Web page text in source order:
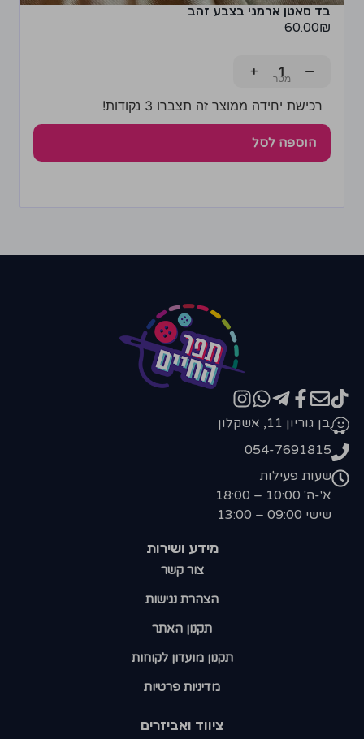
בד סאטן ארמני בצבע זהב
60.00₪
−
+
רכישת יחידה ממוצר זה תצברו 3 נקודות!
הוספה לסל
ציווד ואביזרים
מידע ושירות
צור קשר
הצהרת נגישות
תקנון האתר
תקנון מועדון לקוחות
מדיניות פרטיות
בן גוריון 11, אשקלון
054-7691815
שעות פעילות
א'-ה' 10:00 – 18:00
שישי 09:00 – 13:00